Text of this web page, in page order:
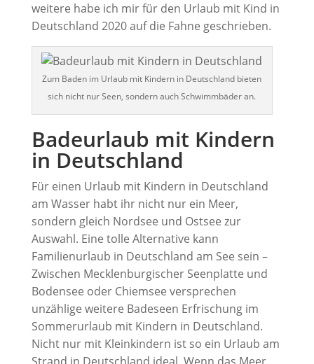
weitere habe ich mir für den Urlaub mit Kind in
Deutschland 2020 auf die Fahne geschrieben.
Zum Baden im Urlaub mit Kindern in Deutschland bieten
sich nicht nur Seen, sondern auch Schwimmbäder an.
Badeurlaub mit Kindern
in Deutschland
Für einen Urlaub mit Kindern in Deutschland
am Wasser habt ihr nicht nur ein Meer,
sondern gleich Nordsee und Ostsee zur
Auswahl. Eine tolle Alternative kann
Familienurlaub in Deutschland am See sein –
Zwischen Mecklenburgischer Seenplatte und
Bodensee oder Chiemsee versprechen
unzählige weitere Badeseen Erfrischung im
Sommerurlaub mit Kindern in Deutschland.
Nicht nur mit Kleinkindern ist so ein Urlaub am